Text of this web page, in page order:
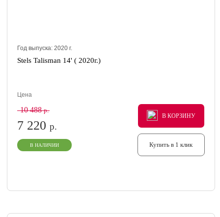
Год выпуска:2020г.
Stels Talisman 14' ( 2020г.)
Цена
10 488р.
7 220р.
В НАЛИЧИИ
В КОРЗИНУ
В КОРЗИНУ
В КОРЗИНУ
Купить в 1 клик